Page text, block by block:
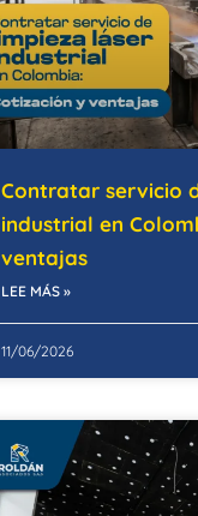
Contratar servicio
industrial en
ventajas
LEE MÁS »
11/06/2026